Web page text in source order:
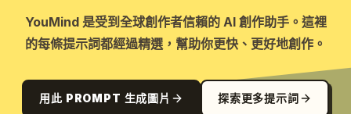
YouMind 是受到全球創作者信賴的 AI 創作助手。這裡
的每條提示詞都經過精選，幫助你更快、更好地創作。
用此 PROMPT 生成圖片 探索更多提示詞